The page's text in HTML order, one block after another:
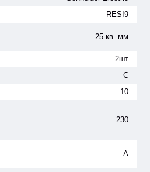
RESI9
25 кв. мм
2шт
С
10
230
А